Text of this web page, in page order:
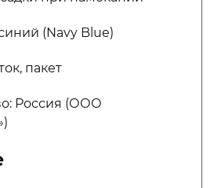
(Navy Blue)
пакет
Россия (ООО